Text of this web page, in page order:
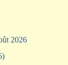
2026